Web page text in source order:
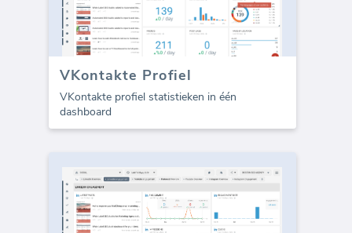
VKontakte Profiel
VKontakte profiel statistieken in één
dashboard